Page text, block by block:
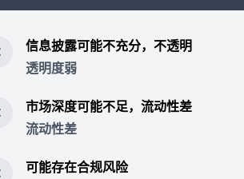
信息披露可能不充分，不透明
透明度弱
市场深度可能不足，流动性差
流动性差
可能存在合规风险